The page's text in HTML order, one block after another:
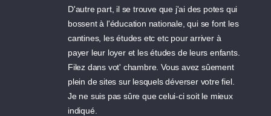
D'autre part, il se trouve que j'ai des potes qui
bossent à l'éducation nationale, qui se font les
cantines, les études etc etc pour arriver à
payer leur loyer et les études de leurs enfants.
Filez dans vot' chambre. Vous avez sûement
plein de sites sur lesquels déverser votre fiel.
Je ne suis pas sûre que celui-ci soit le mieux
indiqué.